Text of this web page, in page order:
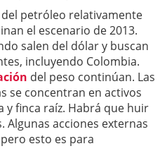
petróleo relativamente
el escenario de 2013.
salen del dólar y buscan
incluyendo Colombia.
del peso continúan. Las
se concentran en activos
y finca raíz. Habrá que huir
Algunas acciones externas
esto es para